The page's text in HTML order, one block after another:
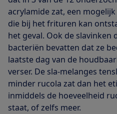
acrylamide zat, een
die bij het frituren kan
het geval. Ook de slavinken
bacteriën bevatten dat ze
laatste dag van de
verser. De sla-melanges
minder rucola zat dan het
inmiddels de hoeveelheid
staat, of zelfs meer.